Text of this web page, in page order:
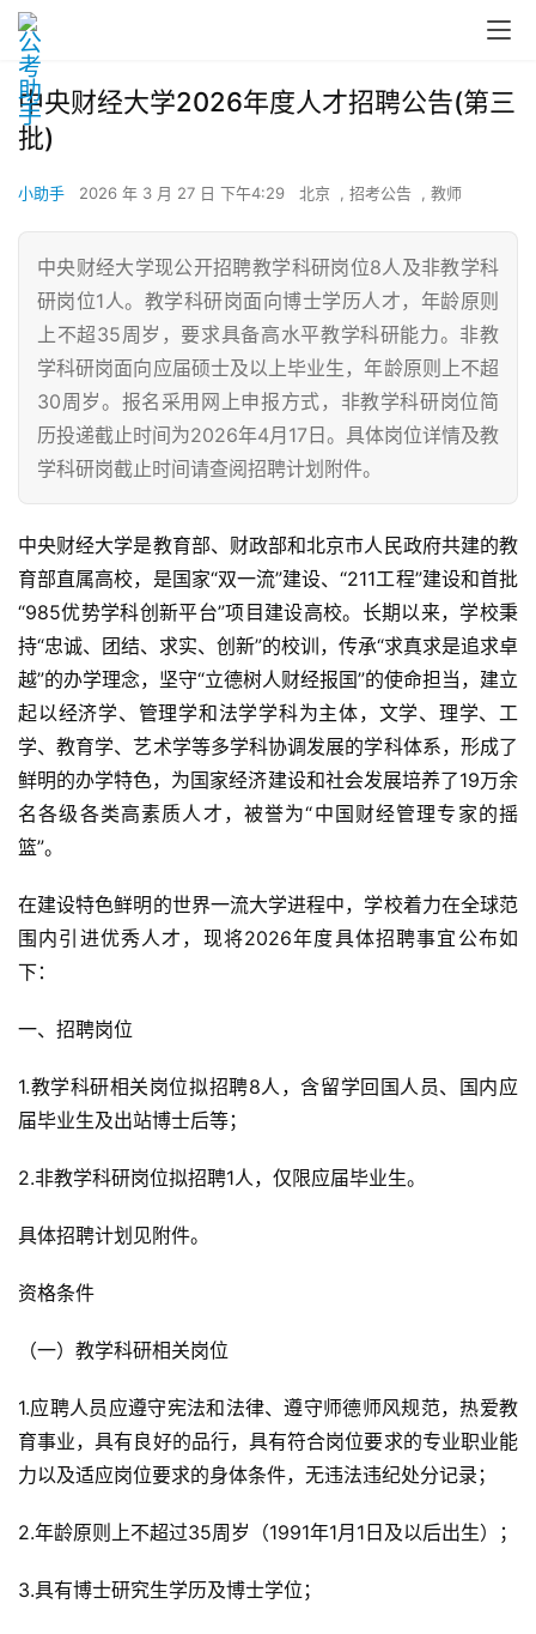
中央财经大学2026年度人才招聘公告(第三
批)
小助手 2026 年 3 月 27 日 下午4:29 北京 , 招考公告 , 教师
中央财经大学现公开招聘教学科研岗位8人及非教学科
研岗位1人。教学科研岗面向博士学历人才，年龄原则
上不超35周岁，要求具备高水平教学科研能力。非教
学科研岗面向应届硕士及以上毕业生，年龄原则上不超
30周岁。报名采用网上申报方式，非教学科研岗位简
历投递截止时间为2026年4月17日。具体岗位详情及教
学科研岗截止时间请查阅招聘计划附件。
中央财经大学是教育部、财政部和北京市人民政府共建的教
育部直属高校，是国家“双一流”建设、“211工程”建设和首批
“985优势学科创新平台”项目建设高校。长期以来，学校秉
持“忠诚、团结、求实、创新”的校训，传承“求真求是追求卓
越”的办学理念，坚守“立德树人财经报国”的使命担当，建立
起以经济学、管理学和法学学科为主体，文学、理学、工
学、教育学、艺术学等多学科协调发展的学科体系，形成了
鲜明的办学特色，为国家经济建设和社会发展培养了19万余
名各级各类高素质人才，被誉为“中国财经管理专家的摇
篮”。
在建设特色鲜明的世界一流大学进程中，学校着力在全球范
围内引进优秀人才，现将2026年度具体招聘事宜公布如
下：
一、招聘岗位
1.教学科研相关岗位拟招聘8人，含留学回国人员、国内应
届毕业生及出站博士后等；
2.非教学科研岗位拟招聘1人，仅限应届毕业生。
具体招聘计划见附件。
资格条件
（一）教学科研相关岗位
1.应聘人员应遵守宪法和法律、遵守师德师风规范，热爱教
育事业，具有良好的品行，具有符合岗位要求的专业职业能
力以及适应岗位要求的身体条件，无违法违纪处分记录；
2.年龄原则上不超过35周岁（1991年1月1日及以后出生）；
3.具有博士研究生学历及博士学位；